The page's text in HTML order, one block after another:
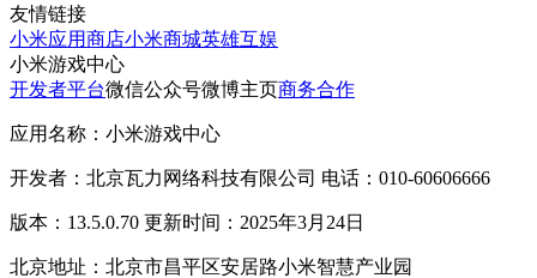
友情链接
小米应用商店小米商城英雄互娱
小米游戏中心
开发者平台微信公众号微博主页商务合作
应用名称：小米游戏中心
开发者：北京瓦力网络科技有限公司 电话：010-60606666
版本：13.5.0.70 更新时间：2025年3月24日
北京地址：北京市昌平区安居路小米智慧产业园